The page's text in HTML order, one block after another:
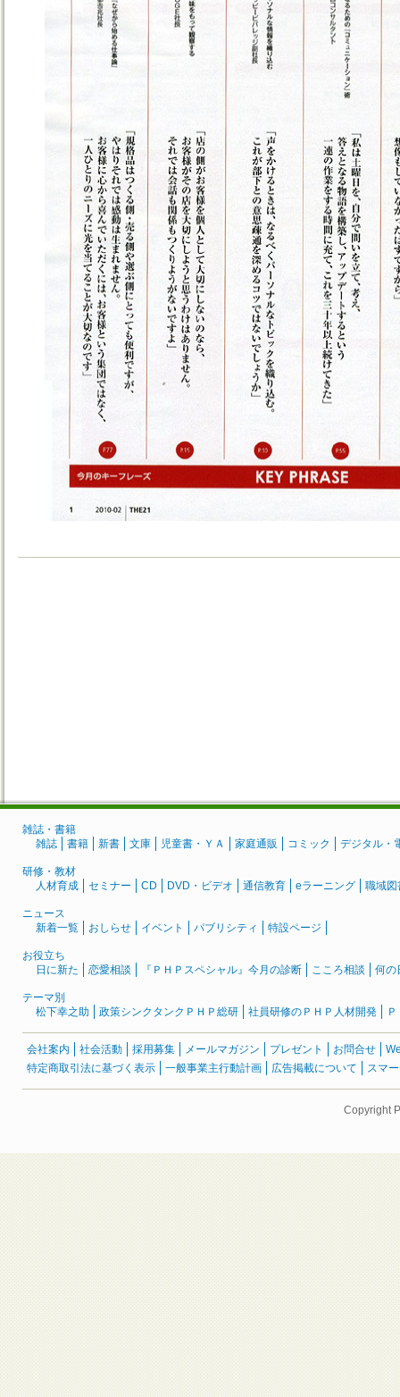
雑誌・書籍
雑誌
書籍 新書 文庫 児童書・ＹＡ 家庭通販 コミック デジタル・
研修・教材
人材育成
セミナー CD DVD・ビデオ 通信教育 eラーニング 職域図
ニュース
新着一覧
おしらせ イベント パブリシティ 特設ページ
お役立ち
日に新た
恋愛相談 『ＰＨＰスペシャル』今月の診断 こころ相談 何の
テーマ別
松下幸之助
政策シンクタンクＰＨＰ総研 社員研修のＰＨＰ人材開発
会社案内 社会活動 採用募集 メールマガジン プレゼント お問合せ
特定商取引法に基づく表示
一般事業主行動計画 広告掲載について スマ
Copyright